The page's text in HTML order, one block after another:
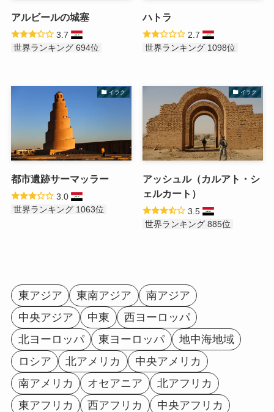
アルビールの城塞
3.7
世界ランキング 694位
ハトラ
2.7
世界ランキング 1098位
イラク
都市遺跡サーマッラー
3.0
世界ランキング 1063位
イラク
アッシュル（カルアト・シ
ェルカート）
3.5
世界ランキング 885位
東アジア 東南アジア
南アジア
中央アジア
中東
西ヨーロッパ
北ヨーロッパ
東ヨーロッパ
地中海地域
ロシア
北アメリカ
中央アメリカ
南アメリカ
オセアニア
北アフリカ
東アフリカ
西アフリカ
中央アフリカ